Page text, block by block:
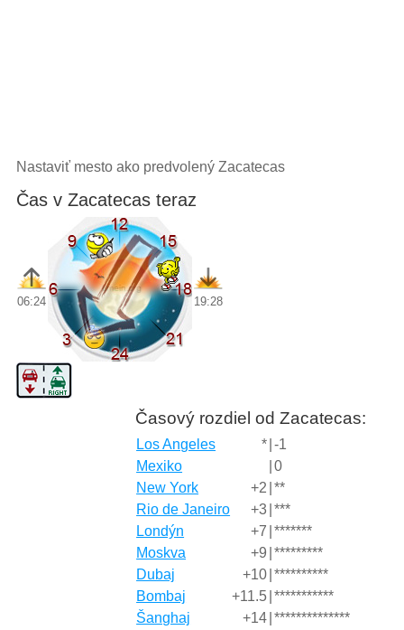
Nastaviť mesto ako predvolený Zacatecas
Čas v Zacatecas teraz
06:24 19:28
Časový rozdiel od Zacatecas:
Los Angeles * -1
Mexiko
0
New York
+2 **
Rio de Janeiro
+3 ***
Londýn
+7 *******
Moskva
+9 *********
Dubaj
+10 **********
Bombaj
+11.5 ***********
Šanghaj
+14 **************